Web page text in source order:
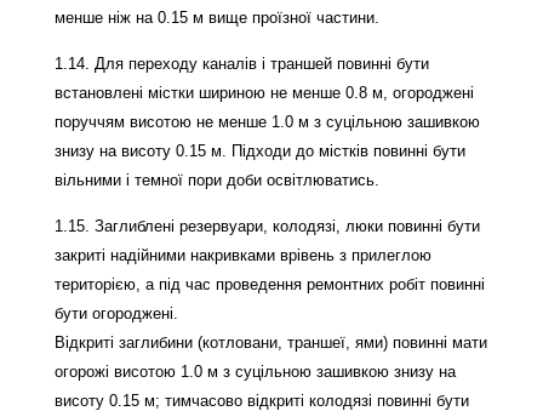
менше ніж на 0.15 м вище проїзної частини.
1.14. Для переходу каналів і траншей повинні бути
встановлені містки шириною не менше 0.8 м, огороджені
поруччям висотою не менше 1.0 м з суцільною зашивкою
знизу на висоту 0.15 м. Підходи до містків повинні бути
вільними і темної пори доби освітлюватись.
1.15. Заглиблені резервуари, колодязі, люки повинні бути
закриті надійними накривками врівень з прилеглою
територією, а під час проведення ремонтних робіт повинні
бути огороджені.
Відкриті заглибини (котловани, траншеї, ями) повинні мати
огорожі висотою 1.0 м з суцільною зашивкою знизу на
висоту 0.15 м; тимчасово відкриті колодязі повинні бути